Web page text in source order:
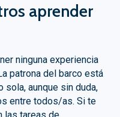
aprender
ninguna experiencia
patrona del barco está
sola, aunque sin duda,
entre todos/as. Si te
las tareas de